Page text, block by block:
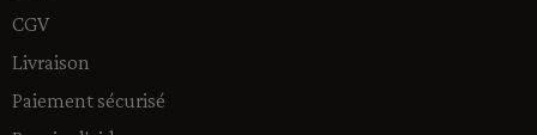
CGV
Livraison
Paiement sécurisé